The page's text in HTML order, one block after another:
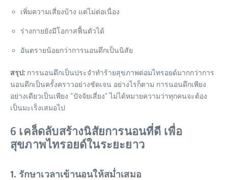
เพิ่มความเสี่ยงบ้าง แต่ไม่ต่อเนื่อง
ร่างกายยังมีโอกาสฟื้นตัวได้
อันตรายน้อยกว่าการนอนดึกเป็นนิสัย
สรุป: การนอนดึกเป็นประจำทำร้ายสุขภาพต่อมไทรอยด์มากกว่าการ
นอนดึกเป็นครั้งคราวอย่างชัดเจน อย่างไรก็ตาม การนอนดึกเพียง
อย่างเดียวเป็นเพียง “ปัจจัยเสี่ยง” ไม่ได้หมายความว่าทุกคนจะต้อง
เป็นมะเร็งเสมอไป
6 เคล็ดลับสร้างนิสัยการนอนที่ดี เพื่อ
สุขภาพไทรอยด์ในระยะยาว
1. รักษาเวลาเข้านอนให้สม่ำเสมอ